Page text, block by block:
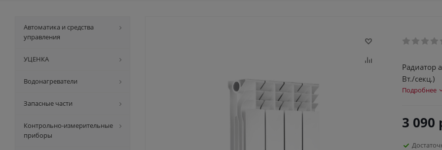
Радиатор
Вт./секц.)
Подробнее
3 090
Автоматика и средства
управления
УЦЕНКА
Водонагреватели
Запасные части
Контрольно-измерительные
приборы